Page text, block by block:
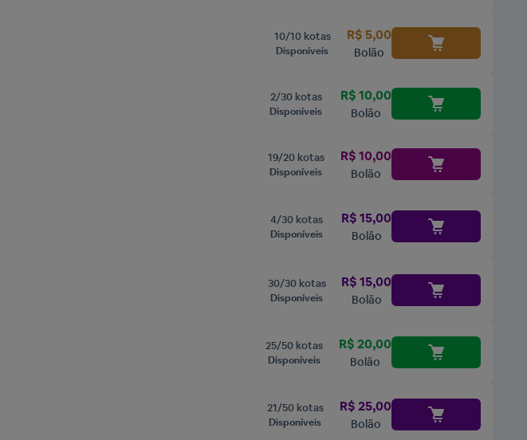
10/10 kotas
Disponíveis
R$ 5,00
Bolão
2/30 kotas
Disponíveis
R$ 10,00
Bolão
19/20 kotas
Disponíveis
R$ 10,00
Bolão
4/30 kotas
Disponíveis
R$ 15,00
Bolão
30/30 kotas
Disponíveis
R$ 15,00
Bolão
25/50 kotas
Disponíveis
R$ 20,00
Bolão
21/50 kotas
Disponíveis
R$ 25,00
Bolão